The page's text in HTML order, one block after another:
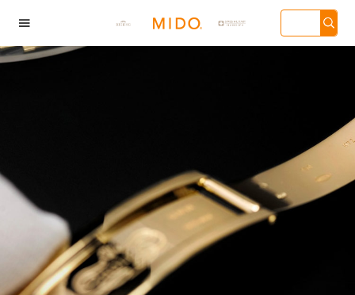

市徐汇区虹桥路3号
中心写字楼2座37
室（需提前预
| 上海市黄浦区南
路299号宏伊国际
写字楼8层806室
广州市天河区天河路
230号万菱汇国际中心
写字楼A塔7层704室
（需提前预约）| 广州
市越秀区环市东路371-
375号世界贸易中心大
厦南塔写字楼15层07室
（需提前预约）
深圳市罗湖区深南东路
5001号华润大厦写字楼
17层1701室（需提前预
约）
136号天津
心写字楼26
（需提前预